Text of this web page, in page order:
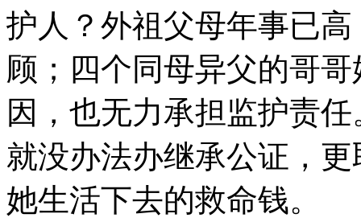
护人？外祖父母年事已
顾；四个同母异父的哥
因，也无力承担监护责
就没办法办继承公证，
她生活下去的救命钱。